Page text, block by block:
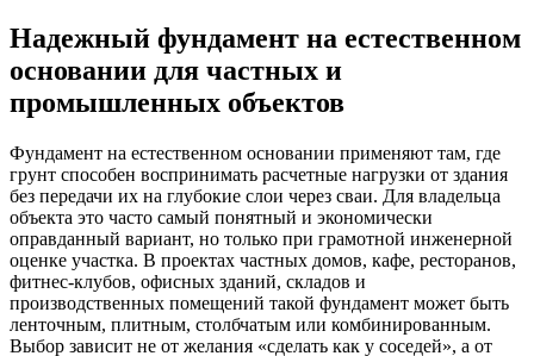
Надежный фундамент на естественном
основании для частных и
промышленных объектов
Фундамент на естественном основании применяют там, где
грунт способен воспринимать расчетные нагрузки от здания
без передачи их на глубокие слои через сваи. Для владельца
объекта это часто самый понятный и экономически
оправданный вариант, но только при грамотной инженерной
оценке участка. В проектах частных домов, кафе, ресторанов,
фитнес-клубов, офисных зданий, складов и
производственных помещений такой фундамент может быть
ленточным, плитным, столбчатым или комбинированным.
Выбор зависит не от желания «сделать как у соседей», а от